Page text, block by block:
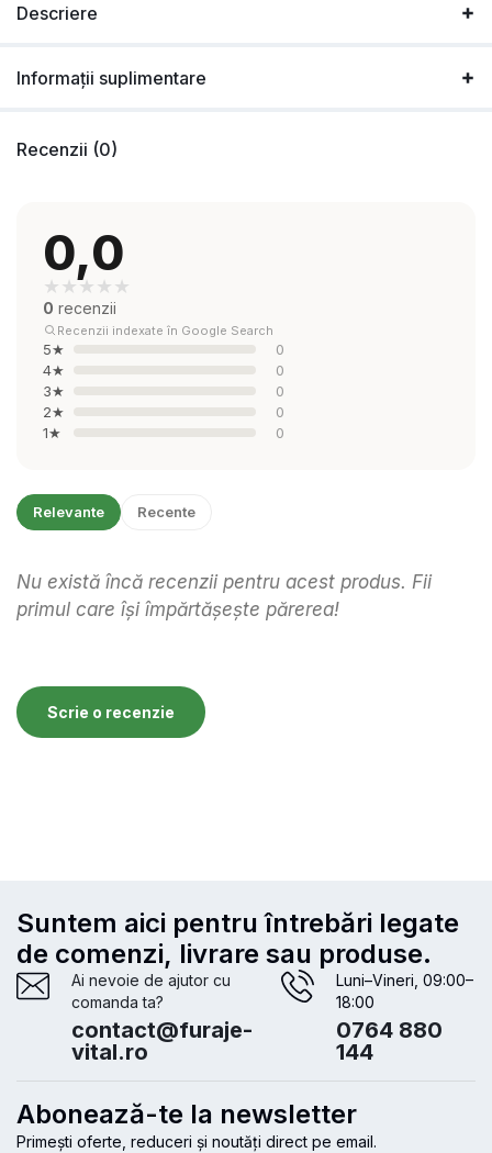
Descriere
Informații suplimentare
Recenzii (0)
0,0
★★★★★
0 recenzii
Recenzii indexate în Google Search
5★
0
4★
0
3★
0
2★
0
1★
0
Relevante Recente
Nu există încă recenzii pentru acest produs. Fii
primul care își împărtășește părerea!
Scrie o recenzie
Suntem aici pentru întrebări legate
de comenzi, livrare sau produse.
Ai nevoie de ajutor cu
comanda ta?
contact@furaje-
vital.ro
Luni–Vineri, 09:00–
18:00
0764 880
144
Abonează-te la newsletter
Primești oferte, reduceri și noutăți direct pe email.